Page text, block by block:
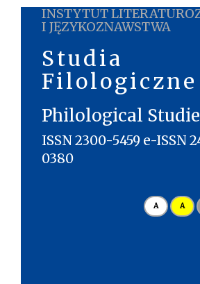
INSTYTUT
I JĘZYKOZNAWSTWA
Studia
Filologiczne
Philological
ISSN 2300-5459 e-ISSN
0380
A A